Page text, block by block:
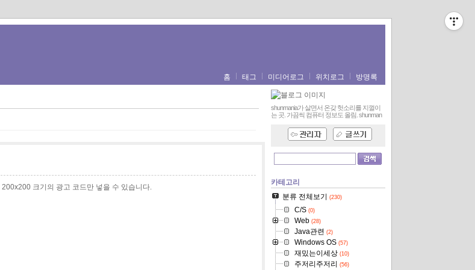
홈 태그 미디어로그 위치로그 방명록
크기의 광고 코드만 넣을 수 있습니다.
shunmania가 살면서 온갖 헛소리를 지껄이
는 곳. 가끔씩 컴퓨터 정보도 올림. shunman
카테고리
분류 전체보기
(230)
C/S(0)
Web(28)
Java관련 (2)
Windows OS(57)
재밌는이세상(10)
주저리주저리 (56)